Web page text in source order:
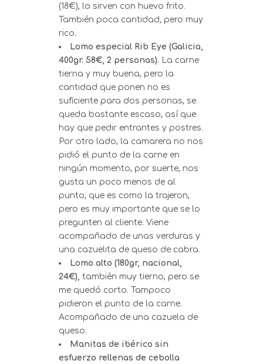
(18€), lo sirven con huevo frito.
También poca cantidad, pero muy
rico.
Lomo especial Rib Eye (Galicia,
400gr. 58€, 2 personas). La carne
tierna y muy buena, pero la
cantidad que ponen no es
suficiente para dos personas, se
queda bastante escaso, así que
hay que pedir entrantes y postres.
Por otro lado, la camarera no nos
pidió el punto de la carne en
ningún momento, por suerte, nos
gusta un poco menos de al
punto, que es como la trajeron,
pero es muy importante que se lo
pregunten al cliente. Viene
acompañado de unas verduras y
una cazuelita de queso de cabra.
Lomo alto (180gr, nacional,
24€), también muy tierno, pero se
me quedó corto. Tampoco
pidieron el punto de la carne.
Acompañado de una cazuela de
queso.
Manitas de ibérico sin
esfuerzo rellenas de cebolla